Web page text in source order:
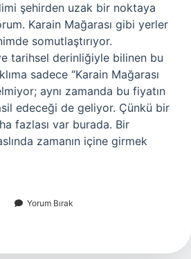
şehirden uzak bir noktaya
Karain Mağarası gibi yerler
somutlaştırıyor.
tarihsel derinliğiyle bilinen bu
sadece “Karain Mağarası
aynı zamanda bu fiyatın
edeceği de geliyor. Çünkü bir
fazlası var burada. Bir
zamanın içine girmek
Yorum Bırak